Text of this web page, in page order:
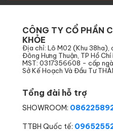
CÔNG TY CỔ PHẦN
KHỎE
Địa chỉ: Lô M02 (Khu 38ha),
Đông Hưng Thuận, TP Hồ Chí
MST: 0317356608 - cấp
Sở Kế Hoạch Và Đầu Tư
Tổng đài hỗ trợ
SHOWROOM:
TTBH Quốc tế: